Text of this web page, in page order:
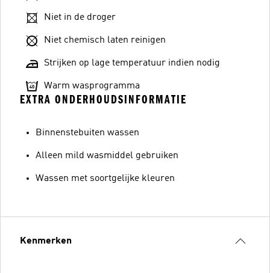
Niet in de droger
Niet chemisch laten reinigen
Strijken op lage temperatuur indien nodig
Warm wasprogramma
EXTRA ONDERHOUDSINFORMATIE
Binnenstebuiten wassen
Alleen mild wasmiddel gebruiken
Wassen met soortgelijke kleuren
Kenmerken